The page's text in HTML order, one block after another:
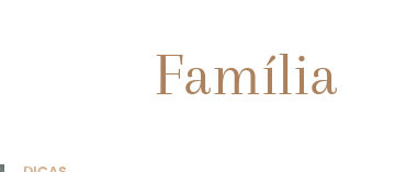
Família